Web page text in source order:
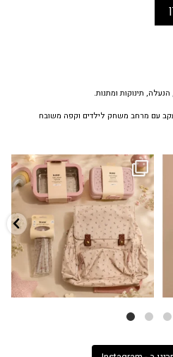
תינוקות ומתנות.
עם מרחב משחק לילדים וקפה משובח
✨ חוזרים למסגרת בסטייל! ✨
הקולקציה החדשה...
9 4